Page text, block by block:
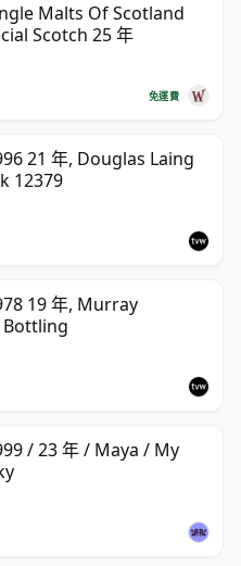
Malts Of Scotland
Scotch 25 年
免運費
21 年, Douglas Laing
12379
19 年, Murray
Bottling
/ 23 年 / Maya / My